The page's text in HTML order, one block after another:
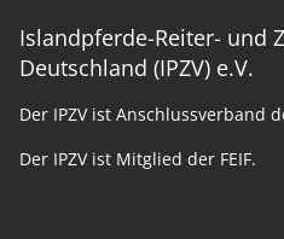
Islandpferde-Reiter- und
Deutschland (IPZV) e.V.
Der IPZV ist Anschlussverband
Der IPZV ist Mitglied der FEIF.